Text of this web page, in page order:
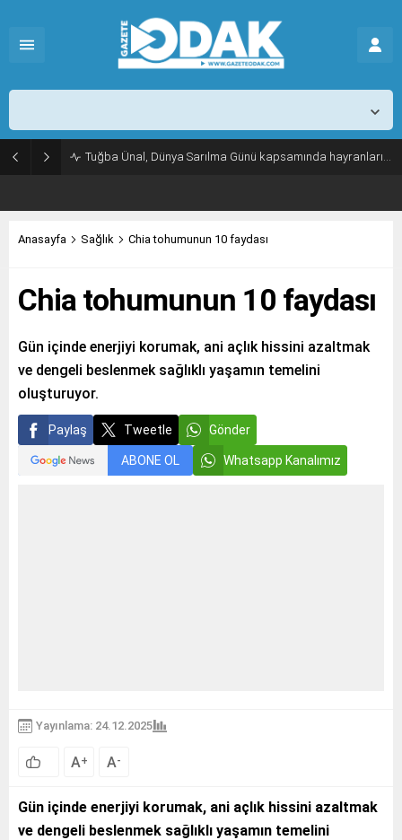
Tuğba Ünal, Dünya Sarılma Günü kapsamında hayranlarıyla buluştu
Anasayfa Sağlık Chia tohumunun 10 faydası
Chia tohumunun 10 faydası
Gün içinde enerjiyi korumak, ani açlık hissini azaltmak
ve dengeli beslenmek sağlıklı yaşamın temelini
oluşturuyor.
Paylaş Tweetle Gönder
ABONE OL Whatsapp Kanalımız
Yayınlama: 24.12.2025
A+ A-
Gün içinde enerjiyi korumak, ani açlık hissini azaltmak
ve dengeli beslenmek sağlıklı yaşamın temelini